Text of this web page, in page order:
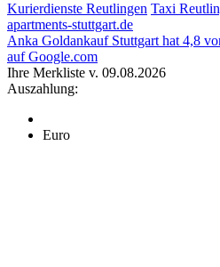
Kurierdienste Reutlingen Taxi
apartments-stuttgart.de
Anka Goldankauf Stuttgart hat 4,8
auf Google.com
Ihre Merkliste v. 09.08.2026
Auszahlung:
Euro